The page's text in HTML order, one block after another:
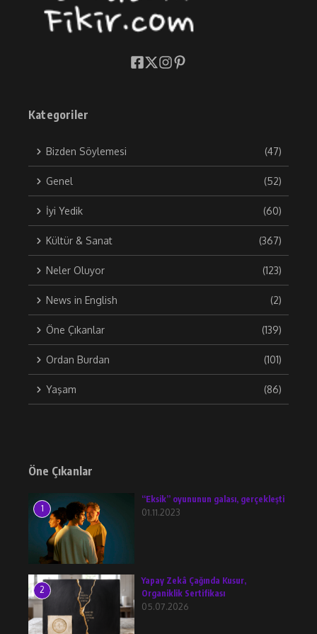
Kategoriler
Bizden Söylemesi (47)
Genel (52)
İyi Yedik (60)
Kültür & Sanat (367)
Neler Oluyor (123)
News in English (2)
Öne Çıkanlar (139)
Ordan Burdan (101)
Yaşam (86)
Öne Çıkanlar
1
“Eksik” oyununun galası, gerçekleşti
01.11.2023
2
Yapay Zekâ Çağında Kusur,
Organiklik Sertifikası
05.07.2026